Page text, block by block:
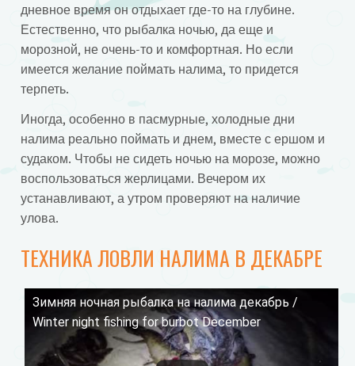
дневное время он отдыхает где-то на глубине.
Естественно, что рыбалка ночью, да еще и
морозной, не очень-то и комфортная. Но если
имеется желание поймать налима, то придется
терпеть.
Иногда, особенно в пасмурные, холодные дни
налима реально поймать и днем, вместе с ершом и
судаком. Чтобы не сидеть ночью на морозе, можно
воспользоваться жерлицами. Вечером их
устанавливают, а утром проверяют на наличие
улова.
ТЕХНИКА ЛОВЛИ НАЛИМА В ДЕКАБРЕ
Зимняя ночная рыбалка на налима декабрь /
Winter night fishing for burbot December
Смотрите это видео на YouTube